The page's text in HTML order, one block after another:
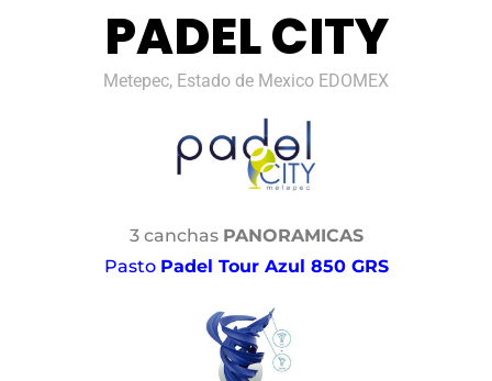
PADEL CITY
Metepec, Estado de Mexico EDOMEX
3 canchas PANORAMICAS
Pasto Padel Tour Azul 850 GRS